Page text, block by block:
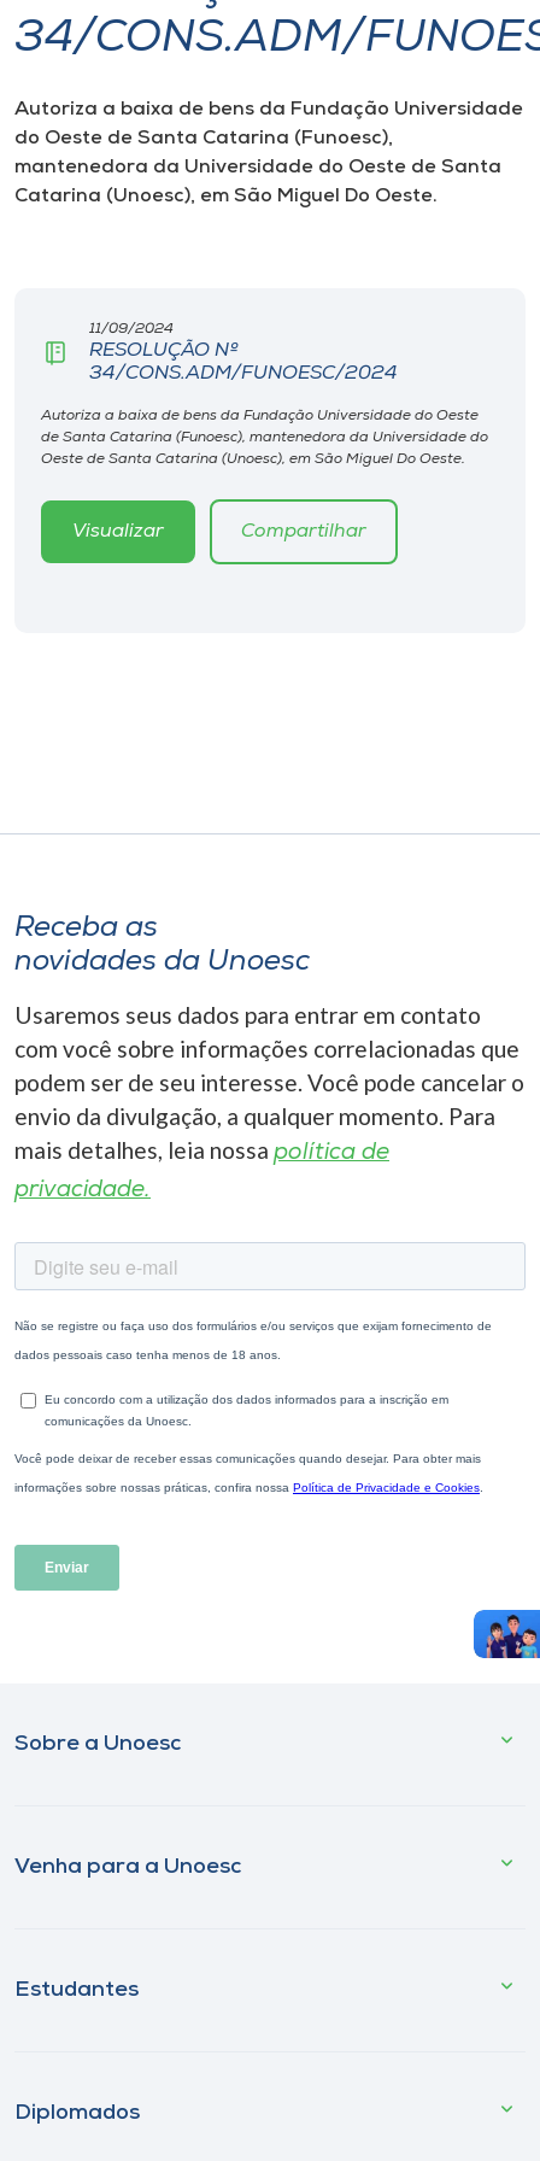
I.nova
Diplomados
Cultura
Biblioteca
Editora
Museu
A-
34/CONS.ADM/
Autoriza a baixa de bens da Fundação Universidade
do Oeste de Santa Catarina (Funoesc),
mantenedora da Universidade do Oeste de Santa
Catarina (Unoesc), em São Miguel Do Oeste.
11/09/2024
RESOLUÇÃO Nº
34/CONS.ADM/FUNOESC/2024
Autoriza a baixa de bens da Fundação Universidade do Oeste
de Santa Catarina (Funoesc), mantenedora da Universidade do
Oeste de Santa Catarina (Unoesc), em São Miguel Do Oeste.
Visualizar Compartilhar
Receba as
novidades da Unoesc
Usaremos seus dados para entrar em contato
com você sobre informações correlacionadas que
podem ser de seu interesse. Você pode cancelar o
envio da divulgação, a qualquer momento. Para
mais detalhes, leia nossa política de
privacidade.
Sobre a Unoesc
Venha para a Unoesc
Estudantes
Diplomados